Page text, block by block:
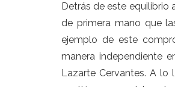
Detrás de este equilibrio
de primera mano que
ejemplo de este
manera independiente
Lazarte Cervantes. A lo